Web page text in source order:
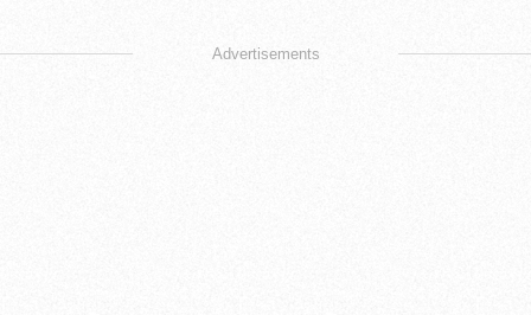
Advertisements